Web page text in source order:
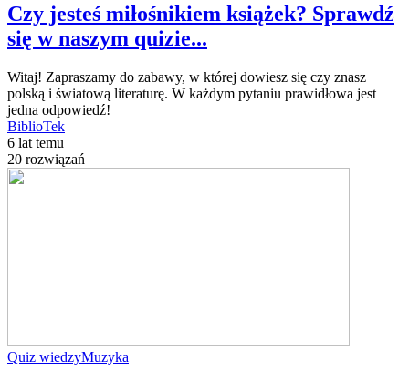
Czy jesteś miłośnikiem książek? Sprawdź
się w naszym quizie...
Witaj! Zapraszamy do zabawy, w której dowiesz się czy znasz
polską i światową literaturę. W każdym pytaniu prawidłowa jest
jedna odpowiedź!
BiblioTek
6 lat temu
20 rozwiązań
Quiz wiedzyMuzyka